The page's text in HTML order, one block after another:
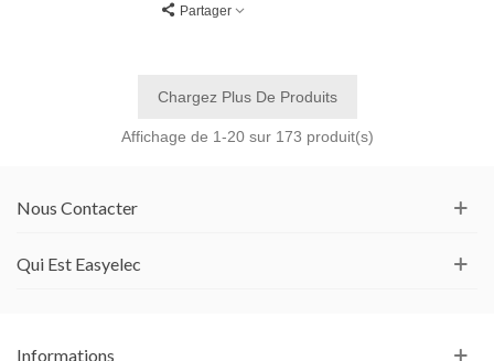
Partager
Chargez Plus De Produits
Affichage de 1-20 sur 173 produit(s)
Nous Contacter
Qui Est Easyelec
Informations